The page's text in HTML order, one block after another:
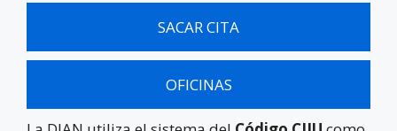
SACAR CITA
OFICINAS